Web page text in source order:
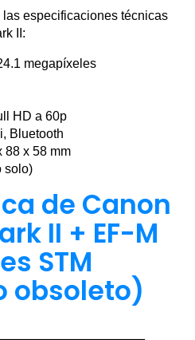
especificaciones técnicas
II:
megapíxeles
HD a 60p
Bluetooth
88 x 58 mm
solo)
de Canon
II + EF-M
STM
obsoleto)